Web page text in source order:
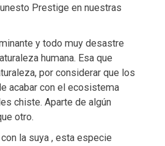
Prestige en nuestras
y todo muy desastre
humana. Esa que
por considerar que los
acabar con el ecosistema
chiste. Aparte de algún
otro.
la suya , esta especie